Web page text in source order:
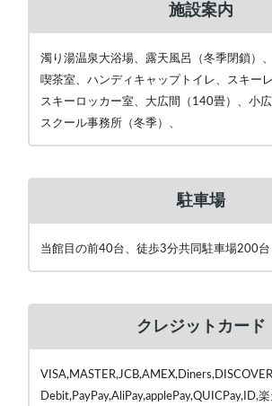
施設案内
濁り湯温泉大浴場、露天風呂（冬季閉鎖）
喫茶室、ハンディキャップトイレ、スキー
スキーロッカー室、大広間（140畳）、小
スクール事務所（冬季）、
駐車場
当館目の前40台、徒歩3分共同駐車場200台
クレジットカード
Debit,PayPay,AliPay,applePay,QUICPay,ID,楽